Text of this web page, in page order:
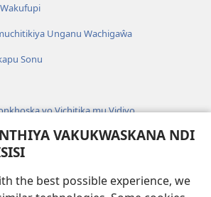
VAKUKWASKANA NDI
the best possible experience, we
Unganu Wachigaŵa
Sonu
vo Vichitika mu Vidiyo